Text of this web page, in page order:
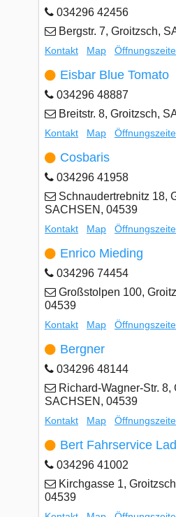
034296 42456
Bergstr. 7, Groitzsch,
Kontakt Map
Eisbar Blue Tomato
034296 48887
Breitstr. 8, Groitzsch,
Kontakt Map
Cosbaris
034296 41958
Schnaudertrebnitz 18,
SACHSEN, 04539
Kontakt Map
Enrico Mieding
034296 74454
Großstolpen 100,
04539
Kontakt Map
Bergner
034296 48144
Richard-Wagner-Str. 8,
SACHSEN, 04539
Kontakt Map
Bert Fahrservice
034296 41002
Kirchgasse 1,
04539